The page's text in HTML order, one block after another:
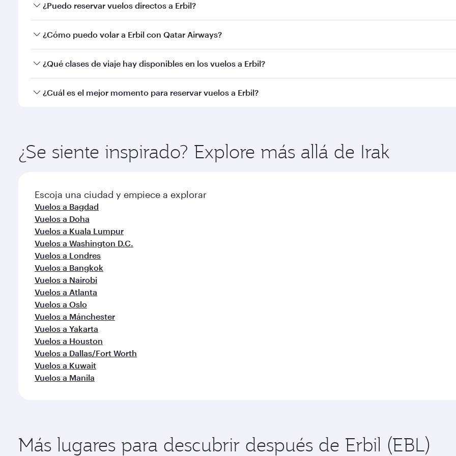
¿Puedo reservar vuelos directos a Erbil?
Sí, Qatar Airways opera vuelos directos a Erbil. Busque vuelos a través en nuestra página de inicio y
¿Cómo puedo volar a Erbil con Qatar Airways?
Puede volar directamente a Erbil con Qatar Airways. Le conectamos con más de 150 destinos a través de
¿Qué clases de viaje hay disponibles en los vuelos a Erbil?
La disponibilidad de las clases de viaje dependerá de la ruta y la aerolínea operadora. En el caso de los vuelos
¿Cuál es el mejor momento para reservar vuelos a Erbil?
¿Se siente inspirado? Explore más allá de Irak
Escoja una ciudad y empiece a explorar
Vuelos a Bagdad
Vuelos a Doha
Vuelos a Kuala Lumpur
Vuelos a Washington D.C.
Vuelos a Londres
Vuelos a Bangkok
Vuelos a Nairobi
Vuelos a Atlanta
Vuelos a Oslo
Vuelos a Mánchester
Vuelos a Yakarta
Vuelos a Houston
Vuelos a Dallas/Fort Worth
Vuelos a Kuwait
Vuelos a Manila
Más lugares para descubrir después de Erbil (EBL)